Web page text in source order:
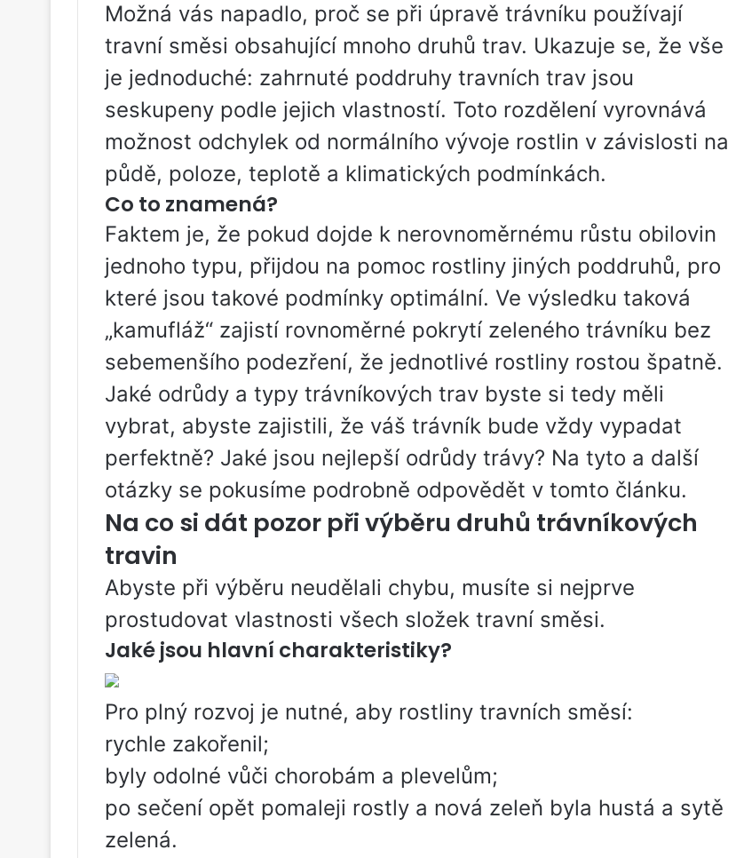
Možná vás napadlo, proč se při úpravě trávníku používají
travní směsi obsahující mnoho druhů trav. Ukazuje se, že vše
je jednoduché: zahrnuté poddruhy travních trav jsou
seskupeny podle jejich vlastností. Toto rozdělení vyrovnává
možnost odchylek od normálního vývoje rostlin v závislosti na
půdě, poloze, teplotě a klimatických podmínkách.
Co to znamená?
Faktem je, že pokud dojde k nerovnoměrnému růstu obilovin
jednoho typu, přijdou na pomoc rostliny jiných poddruhů, pro
které jsou takové podmínky optimální. Ve výsledku taková
„kamufláž“ zajistí rovnoměrné pokrytí zeleného trávníku bez
sebemenšího podezření, že jednotlivé rostliny rostou špatně.
Jaké odrůdy a typy trávníkových trav byste si tedy měli
vybrat, abyste zajistili, že váš trávník bude vždy vypadat
perfektně? Jaké jsou nejlepší odrůdy trávy? Na tyto a další
otázky se pokusíme podrobně odpovědět v tomto článku.
Na co si dát pozor při výběru druhů trávníkových
travin
Abyste při výběru neudělali chybu, musíte si nejprve
prostudovat vlastnosti všech složek travní směsi.
Jaké jsou hlavní charakteristiky?
Pro plný rozvoj je nutné, aby rostliny travních směsí:
rychle zakořenil;
byly odolné vůči chorobám a plevelům;
po sečení opět pomaleji rostly a nová zeleň byla hustá a sytě
zelená.